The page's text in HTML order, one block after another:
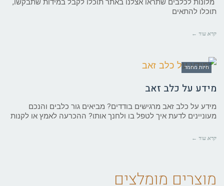
מלונות לכלבים שתראו אצלנו באתר תוכלו לקבל במידות שתבקשו,
תוכלו להתאים
קרא עוד ←
חיות מחמד
מידע על כלב זאב
מידע על כלב זאב מרגישים בודדים? מביאים גור כלבים והנכם
מעוניינים לדעת איך לטפל בו ולחנך אותו? ההכרעה לאמץ או לקנות
קרא עוד ←
מוצרים מומלצים